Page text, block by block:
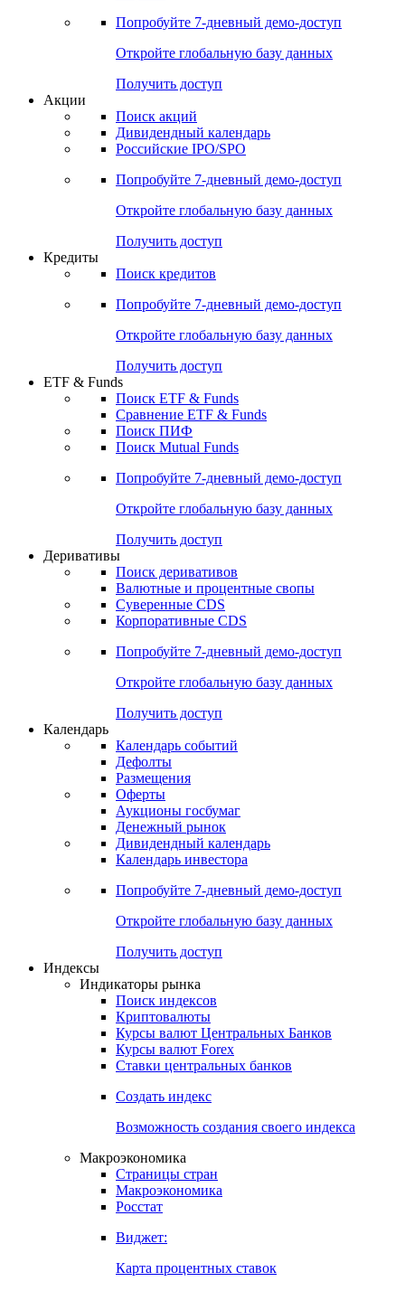
Попробуйте 7-дневный демо-доступ
Откройте глобальную базу данных
Получить доступ
Акции
Поиск акций
Дивидендный календарь
Российские IPO/SPO
Попробуйте 7-дневный демо-доступ
Откройте глобальную базу данных
Получить доступ
Кредиты
Поиск кредитов
Попробуйте 7-дневный демо-доступ
Откройте глобальную базу данных
Получить доступ
ETF & Funds
Поиск ETF & Funds
Сравнение ETF & Funds
Поиск ПИФ
Поиск Mutual Funds
Попробуйте 7-дневный демо-доступ
Откройте глобальную базу данных
Получить доступ
Деривативы
Поиск деривативов
Валютные и процентные свопы
Суверенные CDS
Корпоративные CDS
Попробуйте 7-дневный демо-доступ
Откройте глобальную базу данных
Получить доступ
Календарь
Календарь событий
Дефолты
Размещения
Оферты
Аукционы госбумаг
Денежный рынок
Дивидендный календарь
Календарь инвестора
Попробуйте 7-дневный демо-доступ
Откройте глобальную базу данных
Получить доступ
Индексы
Индикаторы рынка
Поиск индексов
Криптовалюты
Курсы валют Центральных Банков
Курсы валют Forex
Ставки центральных банков
Создать индекс
Возможность создания своего индекса
Макроэкономика
Страницы стран
Макроэкономика
Росстат
Виджет:
Карта процентных ставок